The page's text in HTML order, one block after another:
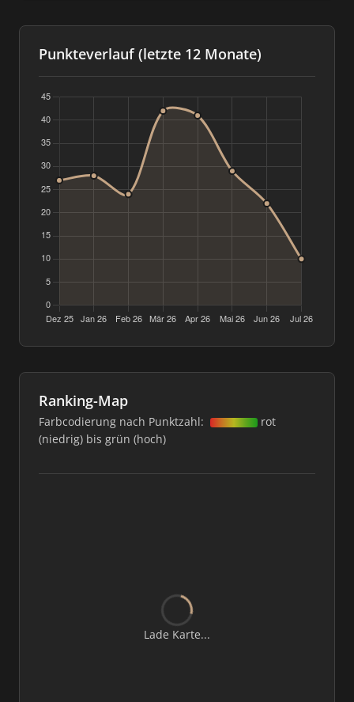
Punkteverlauf (letzte 12 Monate)
Ranking-Map
Farbcodierung nach Punktzahl:
rot
(niedrig) bis grün (hoch)
Lade Karte...